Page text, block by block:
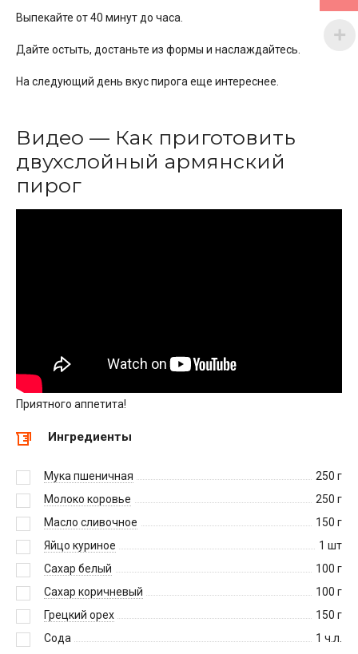
Выпекайте от 40 минут до часа.
Дайте остыть, достаньте из формы и наслаждайтесь.
На следующий день вкус пирога еще интереснее.
Видео — Как приготовить
двухслойный армянский
пирог
Приятного аппетита!
Ингредиенты
Мука пшеничная 250 г
Молоко коровье
250 г
Масло сливочное
150 г
Яйцо куриное
1 шт
Сахар белый
100 г
Сахар коричневый
100 г
Грецкий орех
150 г
Сода
1 ч.л.